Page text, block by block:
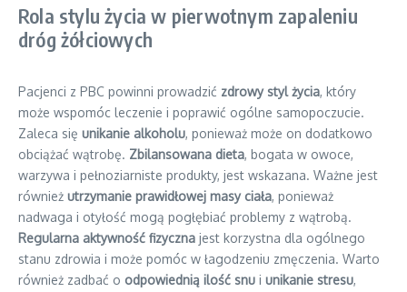
Rola stylu życia w pierwotnym zapaleniu
dróg żółciowych
Pacjenci z PBC powinni prowadzić zdrowy styl życia, który
może wspomóc leczenie i poprawić ogólne samopoczucie.
Zaleca się unikanie alkoholu, ponieważ może on dodatkowo
obciążać wątrobę. Zbilansowana dieta, bogata w owoce,
warzywa i pełnoziarniste produkty, jest wskazana. Ważne jest
również utrzymanie prawidłowej masy ciała, ponieważ
nadwaga i otyłość mogą pogłębiać problemy z wątrobą.
Regularna aktywność fizyczna jest korzystna dla ogólnego
stanu zdrowia i może pomóc w łagodzeniu zmęczenia. Warto
również zadbać o odpowiednią ilość snu i unikanie stresu,